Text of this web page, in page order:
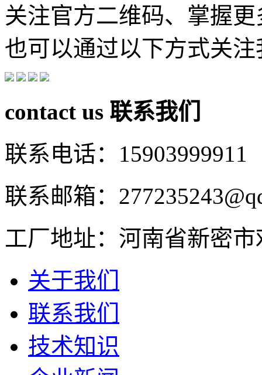
关注官方二维码、掌握
也可以通过以下方式关注
contact us 联系我们
联系电话：15903999911
联系邮箱：
工厂地址：河南省新密
关于我们
联系我们
技术知识